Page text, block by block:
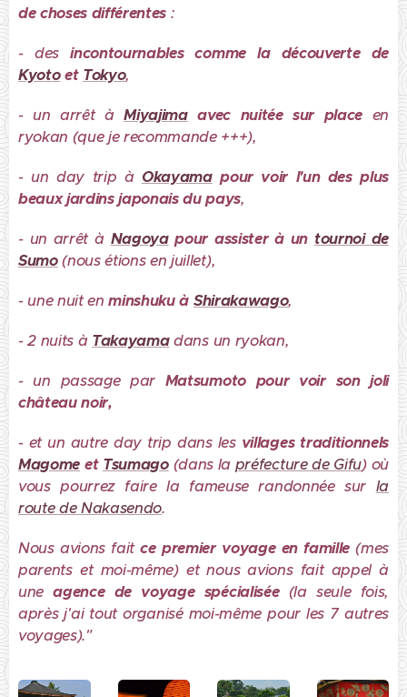
de choses différentes :
- desincontournables comme la découverte de
Kyotoet Tokyo,
- un arrêt àMiyajimaavec nuitée sur place en
ryokan (que je recommande +++),
- un day trip à Okayamapour voir l'un des plus
beaux jardins japonais du pays,
- un arrêt à Nagoyapour assister à un tournoi de
Sumo(nous étions en juillet),
- une nuit enminshuku à Shirakawago,
- 2 nuits à Takayamadans un ryokan,
- un passage par Matsumoto pour voir son joli
château noir,
- et un autre day trip dans les villages traditionnels
Magome et Tsumago (dans la préfecture de Gifu) où
vous pourrez faire la fameuse randonnée sur la
route de Nakasendo.
Nous avions faitce premier voyage en famille(mes
parents et moi-même) et nous avions fait appel à
uneagence de voyage spécialisée(la seule fois,
après j'ai tout organisé moi-même pour les 7 autres
voyages)."